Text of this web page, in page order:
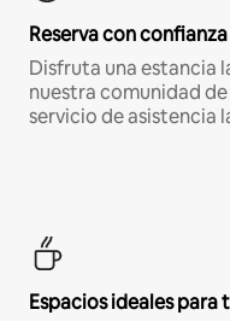
Reserva con confianza
Disfruta una estancia
nuestra comunidad
servicio de asistencia
Espacios ideales